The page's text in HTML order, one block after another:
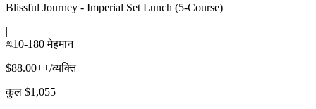
Blissful Journey - Imperial Set Lunch (5-Course)
|
10-180 मेहमान
$88.00++/व्यक्ति
कुल $1,055